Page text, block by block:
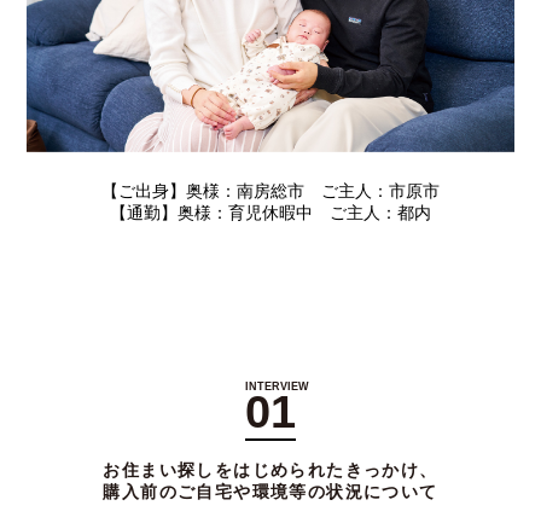
【ご出身】奥様：南房総市 ご主人：市原市
【通勤】奥様：育児休暇中 ご主人：都内
01
お住まい探しをはじめられたきっかけ、
購入前のご自宅や環境等の状況について